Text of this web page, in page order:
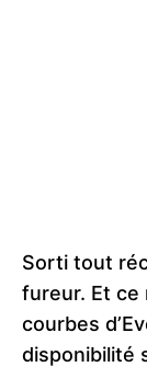
Sorti tout
fureur. Et ce
courbes
disponibilité